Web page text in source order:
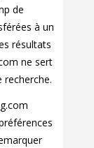
de
à un
résultats
ne sert
recherche.